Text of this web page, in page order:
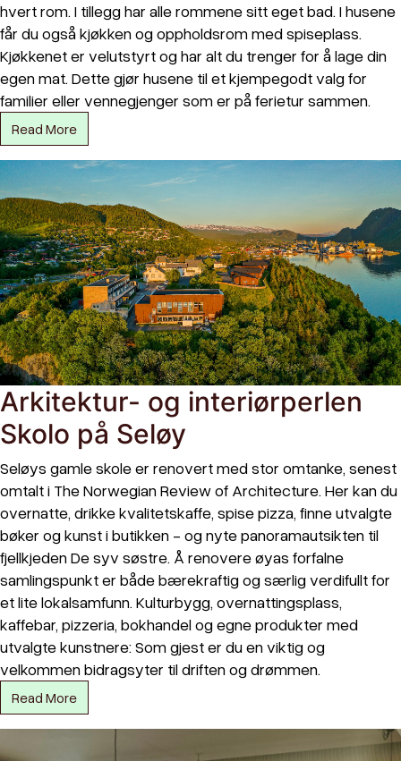
hvert rom. I tillegg har alle rommene sitt eget bad. I husene
får du også kjøkken og oppholdsrom med spiseplass.
Kjøkkenet er velutstyrt og har alt du trenger for å lage din
egen mat. Dette gjør husene til et kjempegodt valg for
familier eller vennegjenger som er på ferietur sammen.
Read More
Arkitektur- og interiørperlen
Skolo på Seløy
Seløys gamle skole er renovert med stor omtanke, senest
omtalt i The Norwegian Review of Architecture. Her kan du
overnatte, drikke kvalitetskaffe, spise pizza, finne utvalgte
bøker og kunst i butikken - og nyte panoramautsikten til
fjellkjeden De syv søstre. Å renovere øyas forfalne
samlingspunkt er både bærekraftig og særlig verdifullt for
et lite lokalsamfunn. Kulturbygg, overnattingsplass,
kaffebar, pizzeria, bokhandel og egne produkter med
utvalgte kunstnere: Som gjest er du en viktig og
velkommen bidragsyter til driften og drømmen.
Read More